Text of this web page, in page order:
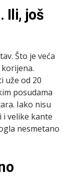
Ili, još
Što je veća
uže od 20
posudama
Iako nisu
i velike kante
nesmetano